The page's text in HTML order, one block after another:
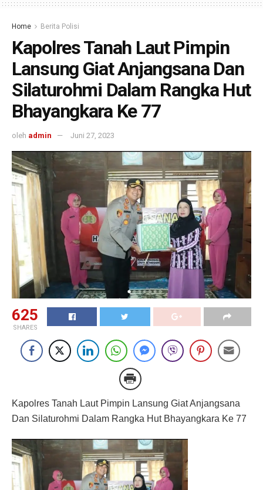
Home Berita Polisi
Kapolres Tanah Laut Pimpin
Lansung Giat Anjangsana Dan
Silaturohmi Dalam Rangka Hut
Bhayangkara Ke 77
oleh admin Juni 27, 2023
625
SHARES
Kapolres Tanah Laut Pimpin Lansung Giat Anjangsana
Dan Silaturohmi Dalam Rangka Hut Bhayangkara Ke 77